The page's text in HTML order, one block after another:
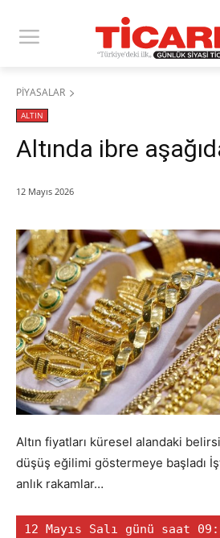
PİYASALAR
ALTIN
Altında ibre
12 Mayıs 2026
Altın fiyatları küresel alandaki
düşüş eğilimi göstermeye başladı
anlık rakamlar…
12 Mayıs Salı günü saat